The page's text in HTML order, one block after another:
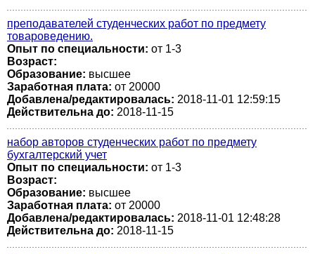
преподавателей студенческих работ по предмету
товароведению.
Опыт по специальности: от 1-3
Возраст:
Образование: высшее
Заработная плата: от 20000
Добавлена/редактировалась: 2018-11-01 12:59:15
Действительна до: 2018-11-15
набор авторов студенческих работ по предмету
бухгалтерский учет
Опыт по специальности: от 1-3
Возраст:
Образование: высшее
Заработная плата: от 20000
Добавлена/редактировалась: 2018-11-01 12:48:28
Действительна до: 2018-11-15